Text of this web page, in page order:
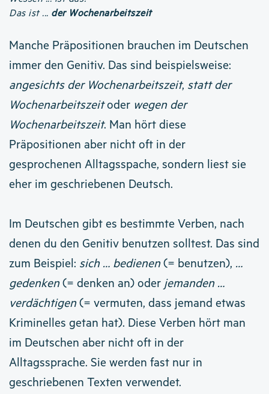
Das ist ... der Wochenarbeitszeit
Manche Präpositionen brauchen im Deutschen
immer den Genitiv. Das sind beispielsweise:
angesichts der Wochenarbeitszeit, statt der
Wochenarbeitszeitoder wegen der
Wochenarbeitszeit. Man hört diese
Präpositionen aber nicht oft in der
gesprochenen Alltagsspache, sondern liest sie
eher im geschriebenen Deutsch.
Im Deutschen gibt es bestimmte Verben, nach
denen du den Genitiv benutzen solltest. Das sind
zum Beispiel: sich … bedienen(= benutzen), …
gedenken(= denken an) oder jemanden …
verdächtigen(= vermuten, dass jemand etwas
Kriminelles getan hat). Diese Verben hört man
im Deutschen aber nicht oft in der
Alltagssprache. Sie werden fast nur in
geschriebenen Texten verwendet.